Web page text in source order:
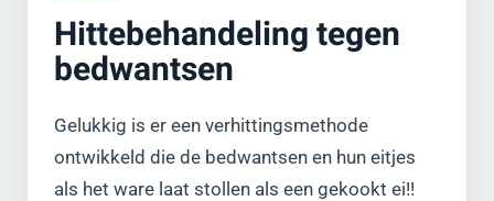
Hittebehandeling tegen
bedwantsen
Gelukkig is er een verhittingsmethode
ontwikkeld die de bedwantsen en hun eitjes
als het ware laat stollen als een gekookt ei!!